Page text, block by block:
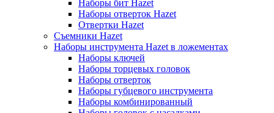
Наборы бит Hazet
Наборы отверток Hazet
Отвертки Hazet
Съемники Hazet
Наборы инструмента Hazet в ложементах
Наборы ключей
Наборы торцевых головок
Наборы отверток
Наборы губцевого инструмента
Наборы комбинированный